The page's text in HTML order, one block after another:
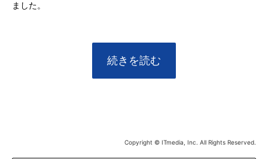
ました。
続きを読む
Copyright © ITmedia, Inc. All Rights Reserved.